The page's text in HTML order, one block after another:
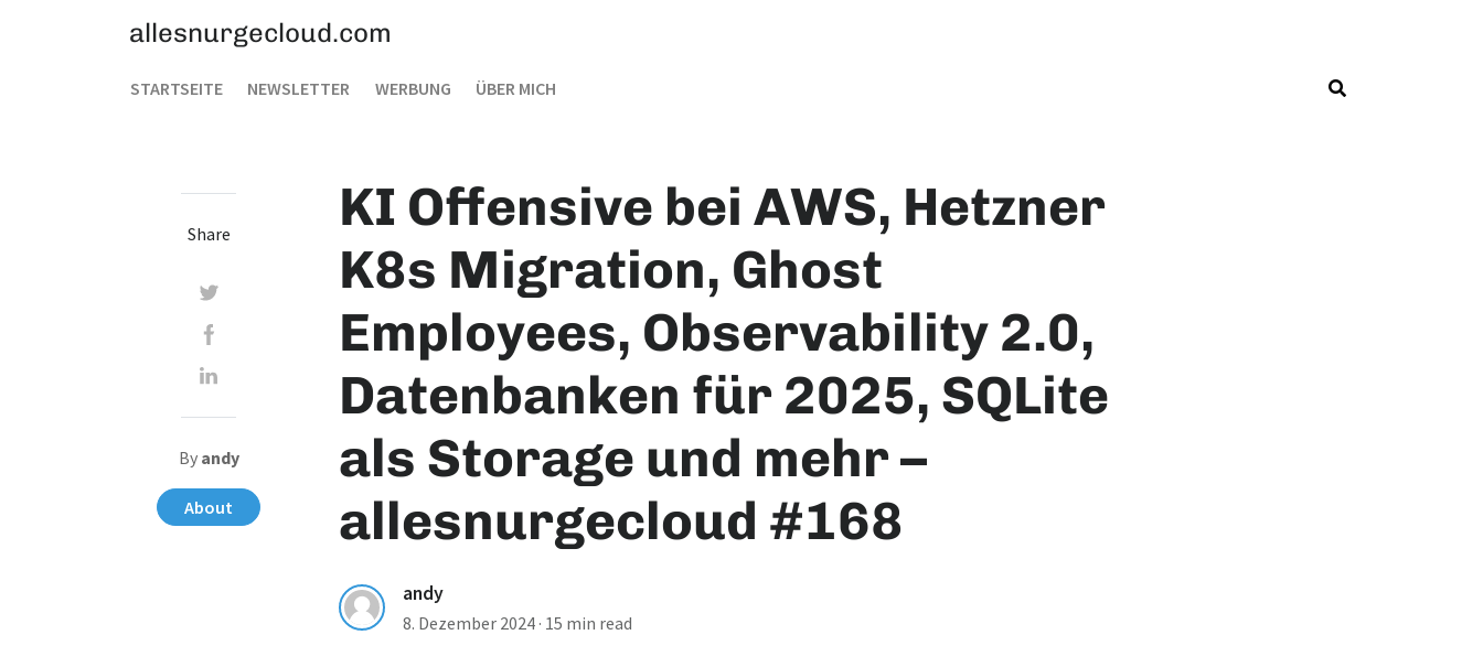
allesnurgecloud.com
STARTSEITE NEWSLETTER WERBUNG ÜBER MICH
KI Offensive bei AWS, Hetzner
K8s Migration, Ghost
Employees, Observability 2.0,
Datenbanken für 2025, SQLite
als Storage und mehr –
allesnurgecloud #168
andy
8. Dezember 2024 · 15 min read
Share
By andy
About